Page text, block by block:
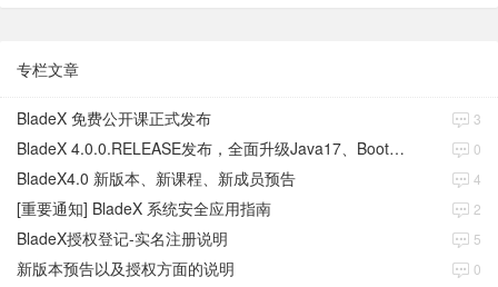
专栏文章
BladeX 免费公开课正式发布 3
BladeX 4.0.0.RELEASE发布，全面升级Java17、Boot3、Cloud2023 0
BladeX4.0 新版本、新课程、新成员预告 4
[重要通知] BladeX 系统安全应用指南 2
BladeX授权登记-实名注册说明 5
新版本预告以及授权方面的说明 0